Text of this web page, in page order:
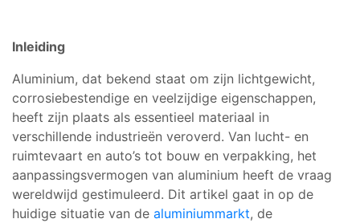
Inleiding
Aluminium, dat bekend staat om zijn lichtgewicht,
corrosiebestendige en veelzijdige eigenschappen,
heeft zijn plaats als essentieel materiaal in
verschillende industrieën veroverd. Van lucht- en
ruimtevaart en auto’s tot bouw en verpakking, het
aanpassingsvermogen van aluminium heeft de vraag
wereldwijd gestimuleerd. Dit artikel gaat in op de
huidige situatie van de aluminiummarkt, de